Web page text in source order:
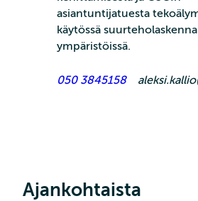
asiantuntijatuesta
käytössä
ympäristöissä.
050 3845158
Ajankohtaista